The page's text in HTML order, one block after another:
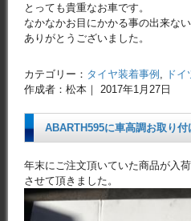
とっても貴重なお車です。
なかなかお目にかかる事の出来な
ありがとうございました。
カテゴリー： タイヤ装着事例 , ドイ
作成者：松本｜ 2017年1月27日
ABARTH595に車高調お取り付
年末にご注文頂いていた商品が入
させて頂きました。